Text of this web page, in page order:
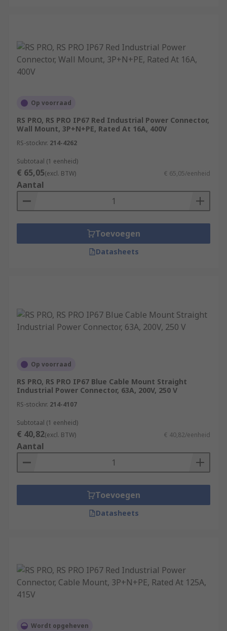
Op voorraad
RS PRO, RS PRO IP67 Red Industrial Power Connector,
Wall Mount, 3P+N+PE, Rated At 16A, 400V
RS-stocknr. 214-4262
Subtotaal (1 eenheid)
€ 65,05(excl. BTW) € 65,05/eenheid
Aantal
Toevoegen
Datasheets
Op voorraad
RS PRO, RS PRO IP67 Blue Cable Mount Straight
Industrial Power Connector, 63A, 200V, 250 V
RS-stocknr. 214-4107
Subtotaal (1 eenheid)
€ 40,82(excl. BTW) € 40,82/eenheid
Aantal
Toevoegen
Datasheets
Wordt opgeheven